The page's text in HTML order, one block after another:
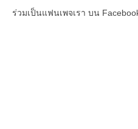
ร่วมเป็นแฟนเพจเรา บน